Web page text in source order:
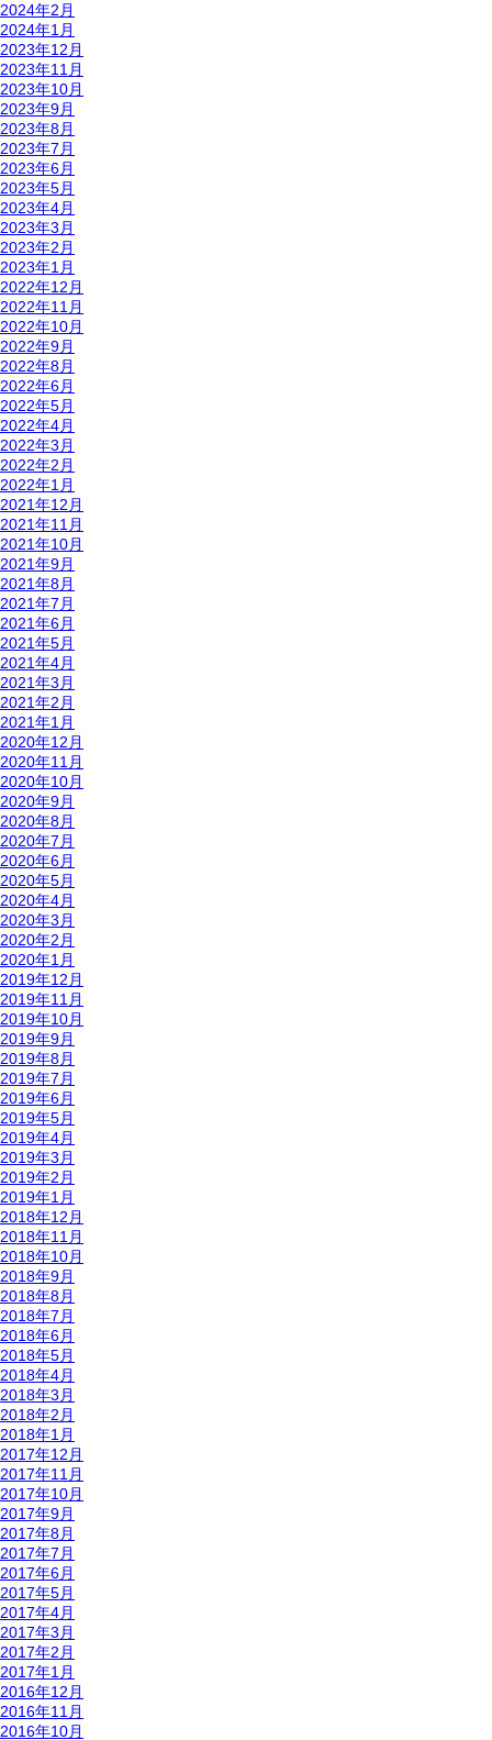
2024年2月
2024年1月
2023年12月
2023年11月
2023年10月
2023年9月
2023年8月
2023年7月
2023年6月
2023年5月
2023年4月
2023年3月
2023年2月
2023年1月
2022年12月
2022年11月
2022年10月
2022年9月
2022年8月
2022年6月
2022年5月
2022年4月
2022年3月
2022年2月
2022年1月
2021年12月
2021年11月
2021年10月
2021年9月
2021年8月
2021年7月
2021年6月
2021年5月
2021年4月
2021年3月
2021年2月
2021年1月
2020年12月
2020年11月
2020年10月
2020年9月
2020年8月
2020年7月
2020年6月
2020年5月
2020年4月
2020年3月
2020年2月
2020年1月
2019年12月
2019年11月
2019年10月
2019年9月
2019年8月
2019年7月
2019年6月
2019年5月
2019年4月
2019年3月
2019年2月
2019年1月
2018年12月
2018年11月
2018年10月
2018年9月
2018年8月
2018年7月
2018年6月
2018年5月
2018年4月
2018年3月
2018年2月
2018年1月
2017年12月
2017年11月
2017年10月
2017年9月
2017年8月
2017年7月
2017年6月
2017年5月
2017年4月
2017年3月
2017年2月
2017年1月
2016年12月
2016年11月
2016年10月